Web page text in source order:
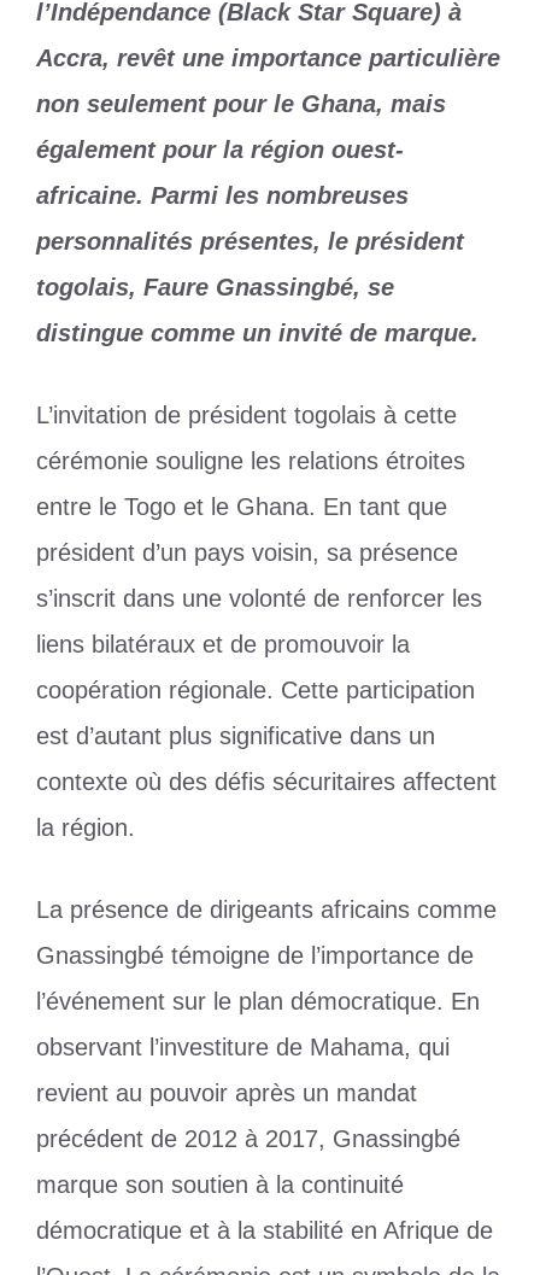
l’Indépendance (Black Star Square) à
Accra, revêt une importance particulière
non seulement pour le Ghana, mais
également pour la région ouest-
africaine. Parmi les nombreuses
personnalités présentes, le président
togolais, Faure Gnassingbé, se
distingue comme un invité de marque.
L’invitation de président togolais à cette
cérémonie souligne les relations étroites
entre le Togo et le Ghana. En tant que
président d’un pays voisin, sa présence
s’inscrit dans une volonté de renforcer les
liens bilatéraux et de promouvoir la
coopération régionale. Cette participation
est d’autant plus significative dans un
contexte où des défis sécuritaires affectent
la région.
La présence de dirigeants africains comme
Gnassingbé témoigne de l’importance de
l’événement sur le plan démocratique. En
observant l’investiture de Mahama, qui
revient au pouvoir après un mandat
précédent de 2012 à 2017, Gnassingbé
marque son soutien à la continuité
démocratique et à la stabilité en Afrique de